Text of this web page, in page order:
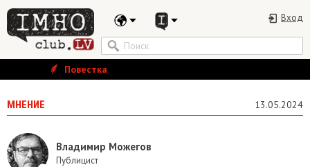
Вход
Повестка
МНЕНИЕ 13.05.2024
Владимир Можегов
Публицист